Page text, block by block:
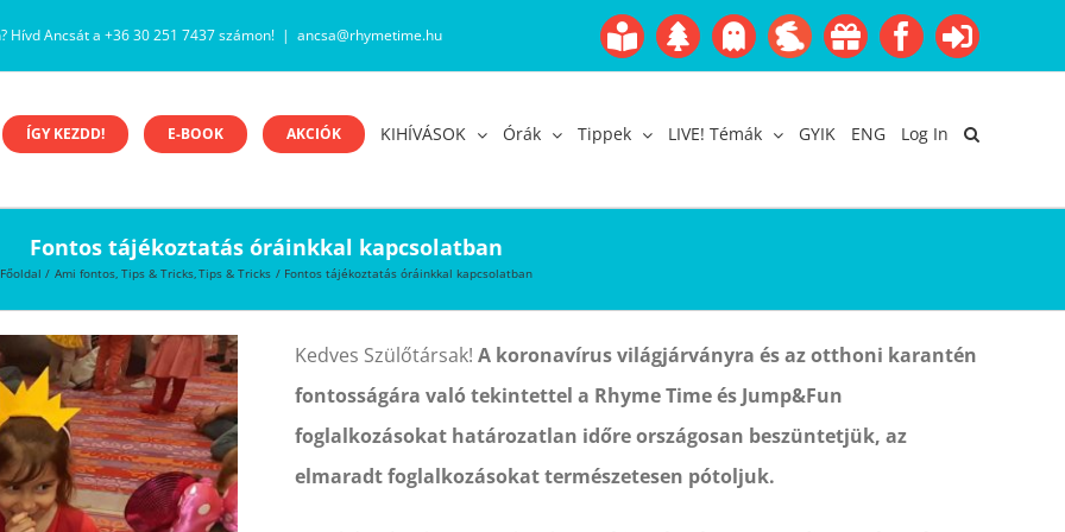
Hívd Ancsát a +36 30 251 7437 számon! | ancsa@rhymetime.hu
Boofairy
Gyerekangol
AdventHalloween
EasterAkcióFacebook
Login
ÍGY KEZDD! E-BOOK AKCIÓK KIHÍVÁSOK Órák Tippek LIVE! Témák GYIK ENG Log In
Fontos tájékoztatás óráinkkal kapcsolatban
Főoldal Ami fontos Tips & Tricks Tips & Tricks Fontos tájékoztatás óráinkkal kapcsolatban
Kedves Szülőtársak! A koronavírus világjárványra és az otthoni karantén
fontosságára való tekintettel a Rhyme Time és Jump&Fun
foglalkozásokat határozatlan időre országosan beszüntetjük, az
elmaradt foglalkozásokat természetesen pótoljuk.